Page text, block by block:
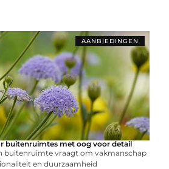
AANBIEDINGEN
buitenruimtes met oog voor detail
buitenruimte vraagt om vakmanschap
en duurzaamheid